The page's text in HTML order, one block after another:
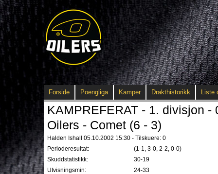
Forside Poengliga Kamper Drakthistorikk Liste
KAMPREFERAT - 1. divisjon -
Oilers - Comet (6 - 3)
Halden Ishall 05.10.2002 15:30 - Tilskuere: 0
Perioderesultat:
(1-1, 3-0, 2-2, 0-0)
Skuddstatistikk:
30-19
Utvisningsmin:
24-33